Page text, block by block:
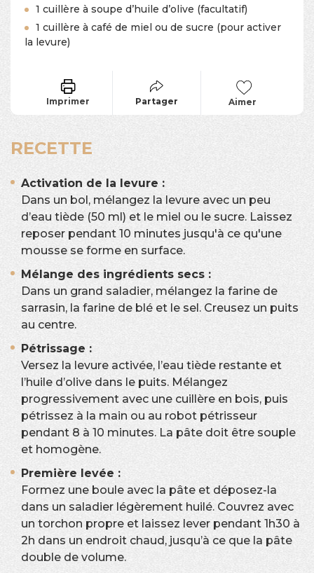
1 cuillère à soupe d’huile d’olive (facultatif)
1 cuillère à café de miel ou de sucre (pour activer
la levure)
Imprimer Partager Aimer
RECETTE
Activation de la levure :
Dans un bol, mélangez la levure avec un peu
d’eau tiède (50 ml) et le miel ou le sucre. Laissez
reposer pendant 10 minutes jusqu'à ce qu'une
mousse se forme en surface.
Mélange des ingrédients secs :
Dans un grand saladier, mélangez la farine de
sarrasin, la farine de blé et le sel. Creusez un puits
au centre.
Pétrissage :
Versez la levure activée, l’eau tiède restante et
l’huile d’olive dans le puits. Mélangez
progressivement avec une cuillère en bois, puis
pétrissez à la main ou au robot pétrisseur
pendant 8 à 10 minutes. La pâte doit être souple
et homogène.
Première levée :
Formez une boule avec la pâte et déposez-la
dans un saladier légèrement huilé. Couvrez avec
un torchon propre et laissez lever pendant 1h30 à
2h dans un endroit chaud, jusqu’à ce que la pâte
double de volume.